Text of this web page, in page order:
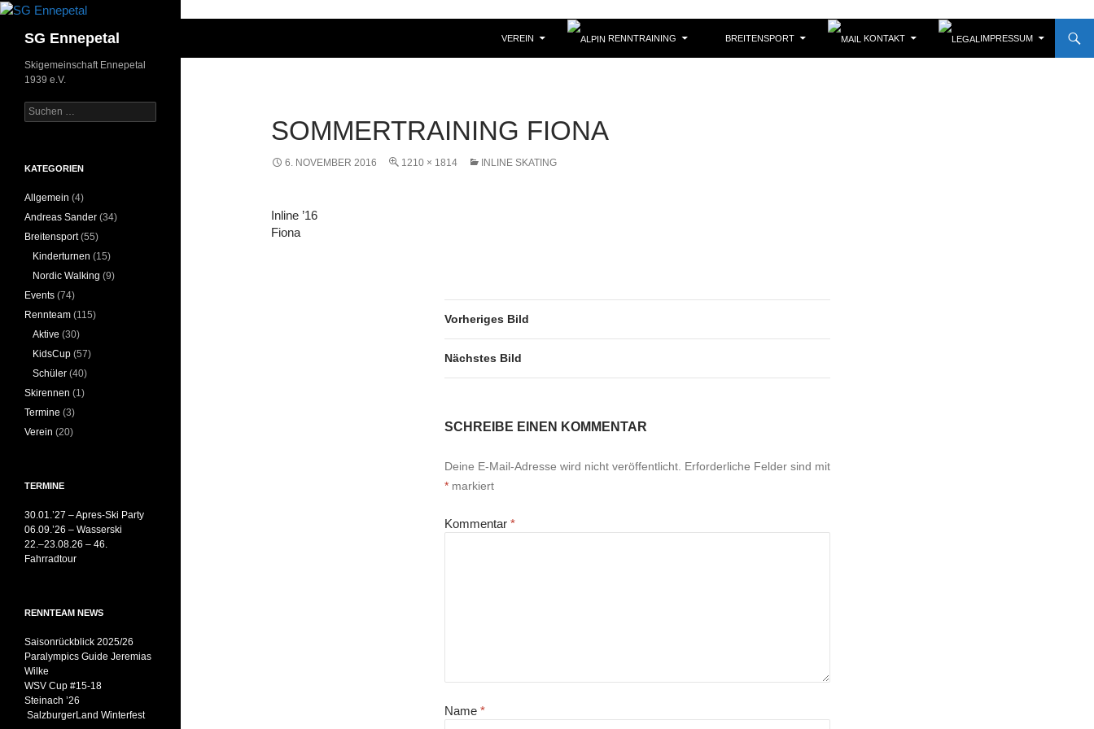
Zum
springenSG Ennepetal VEREIN RENNTRAINING BREITENSPORT KONTAKT IMPRESSUM
SOMMERTRAINING FIONA
6. NOVEMBER 2016 1210 × 1814 INLINE SKATING
Inline ’16
Fiona
Vorheriges Bild
Nächstes Bild
SCHREIBE EINEN KOMMENTAR
Deine E-Mail-Adresse wird nicht veröffentlicht. Erforderliche Felder sind mit
* markiert
Kommentar *
Name *
Skigemeinschaft Ennepetal
1939 e.V.
Suchen
nach:
KATEGORIEN
Allgemein (4)
Andreas Sander (34)
Breitensport(55)
Kinderturnen (15)
Nordic Walking (9)
Events (74)
Rennteam (115)
Aktive (30)
KidsCup (57)
Schüler (40)
Skirennen (1)
Termine (3)
Verein (20)
TERMINE
30.01.’27 – Apres-Ski Party
06.09.’26 – Wasserski
22.–23.08.26 – 46.
Fahrradtour
RENNTEAM NEWS
Saisonrückblick 2025/26
Paralympics Guide Jeremias
Wilke
WSV Cup #15-18
Steinach ’26
SalzburgerLand Winterfest